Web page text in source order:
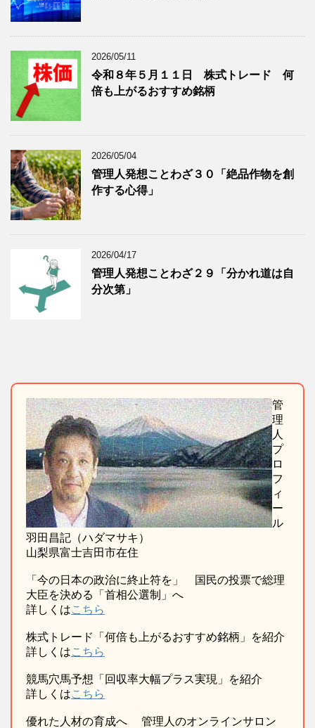
示
を
表
示
2026/05/11
令和８年５月１１日 株式トレード 何
倍も上がるおすすめ銘柄
2026/05/04
管理人発想ことわざ３０「絶品作物を創
作する心得」
2026/04/17
管理人発想ことわざ２９「分かれ道は自
分次第」
管
理
人
プ
ロ
フ
ィ
ー
ル
羽田昌記（ハダマサキ）
山梨県富士吉田市在住
「今の日本の政治に終止符を」 国民の投票で総理
大臣を決める「首相公選制」へ
詳しくはこちら
株式トレード「何倍も上がるおすすめ銘柄」を紹介
詳しくはこちら
競馬穴馬予想「回収率大幅プラス実現」を紹介
詳しくはこちら
優れた人材の育成へ 管理人のオンラインサロン